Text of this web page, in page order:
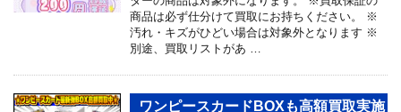
商品は必ず仕分けて買取にお持ちください。 ※
汚れ・キズがひどい場合は対象外となります ※
別途、買取リストがあ …
ワンピースカードBOXも高額買取実施